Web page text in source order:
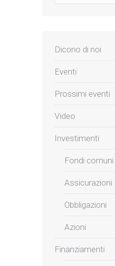
Dicono di noi
Eventi
Prossimi eventi
Video
Investimenti
Fondi comuni
Assicurazioni
Obbligazioni
Azioni
Finanziamenti